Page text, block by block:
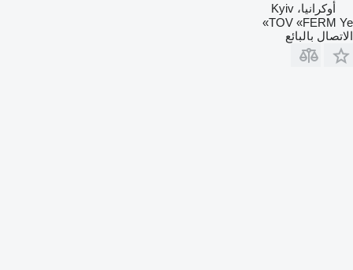
أوكرانيا، Kyiv
TOV «FERM Ye»
الاتصال بالبائع